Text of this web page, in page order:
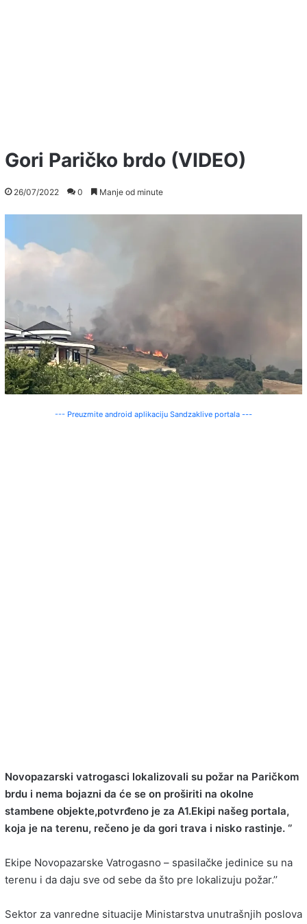
Gori Paričko brdo (VIDEO)
26/07/2022 0 Manje od minute
--- Preuzmite android aplikaciju Sandzaklive portala ---
Novopazarski vatrogasci lokalizovali su požar na Paričkom
brdu i nema bojazni da će se on proširiti na okolne
stambene objekte,potvrđeno je za A1.Ekipi našeg portala,
koja je na terenu, rečeno je da gori trava i nisko rastinje. ‘’
Ekipe Novopazarske Vatrogasno – spasilačke jedinice su na
terenu i da daju sve od sebe da što pre lokalizuju požar.’’
Sektor za vanredne situacije Ministarstva unutrašnjih poslova